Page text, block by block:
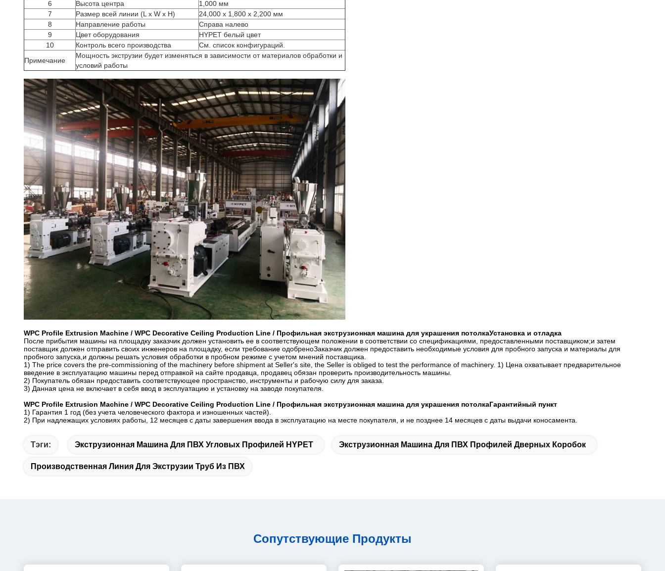
6
Высота центра
1,000 мм
7
Размер всей линии (L x W x H)
24,000 x 1,800 x 2,200 мм
8
Направление работы
Справа налево
9
Цвет оборудования
HYPET белый цвет
10
Контроль всего производства
См. список конфигураций.
Примечание
Мощность экструзии будет изменяться в зависимости от материалов обработки и
условий работы
WPC Profile Extrusion Machine / WPC Decorative Ceiling Production Line / Профильная экструзионная машина для украшения потолкаУстановка и отладка
После прибытия машины на площадку заказчик должен установить ее в соответствующем положении в соответствии со спецификациями, предоставленными поставщиком;и затем
поставщик должен отправить своих инженеров на площадку, если требование одобреноЗаказчик должен предоставить необходимые условия для пробного запуска и материалы для
пробного запуска,и должны решать условия обработки в пробном режиме с учетом мнений поставщика.
1) The price covers the pre-commissioning of the machinery before shipment at Seller's site, the Seller is obliged to test the performance of machinery. 1) Цена охватывает предварительное
введение в эксплуатацию машины перед отправкой на сайте продавца, продавец обязан проверить производительность машины.
2) Покупатель обязан предоставить соответствующее пространство, инструменты и рабочую силу для заказа.
3) Данная цена не включает в себя ввод в эксплуатацию и установку на заводе покупателя.
WPC Profile Extrusion Machine / WPC Decorative Ceiling Production Line / Профильная экструзионная машина для украшения потолкаГарантийный пункт
1) Гарантия 1 год (без учета человеческого фактора и изношенных частей).
2) При надлежащих условиях работы, 12 месяцев с даты завершения ввода в эксплуатацию на месте покупателя, и не позднее 14 месяцев с даты выдачи коносамента.
Тэги: Экструзионная Машина Для ПВХ Угловых Профилей HYPET Экструзионная Машина Для ПВХ Профилей Дверных Коробок
Производственная Линия Для Экструзии Труб Из ПВХ
Сопутствующие Продукты